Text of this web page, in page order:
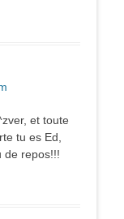
et toute
tu es Ed,
de repos!!!